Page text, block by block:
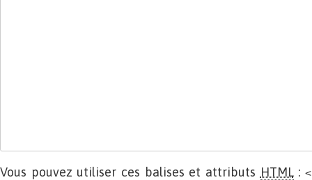
Vous pouvez utiliser ces balises et attributs HTML: